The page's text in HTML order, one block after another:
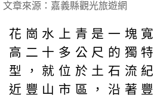
文章來源：嘉義縣觀光旅遊網
花崗水上青是一塊
高二十多公尺的獨
型，就位於土石流
近豐山市區，沿著